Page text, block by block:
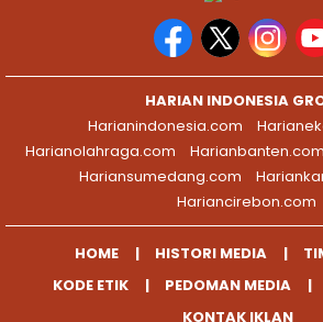
HARIAN INDONESIA
Harianindonesia.com
Harianolahraga.com
Harianbanten.com
Hariansumedang.com
Hariancirebon.com
HOME HISTORI MEDIA
KODE ETIK
PEDOMAN MEDIA
KONTAK IKLAN